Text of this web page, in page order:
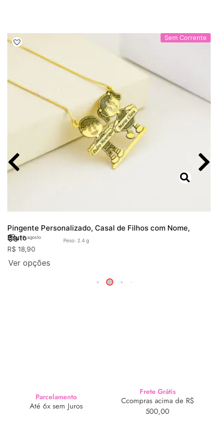
Sem Corrente
Pingente Personalizado, Casal de Filhos com Nome,
Bruto19. agosto
Peso: 2.4 g
R$ 18,90
Ver opções
Parcelamento
Até 6x sem Juros
Frete Grátis
Ccompras acima de R$
500,00